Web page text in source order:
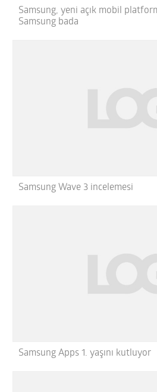
Samsung, yeni açık mobil
Samsung bada
Samsung Wave 3 incelemesi
Samsung Apps 1. yaşını kutluyor